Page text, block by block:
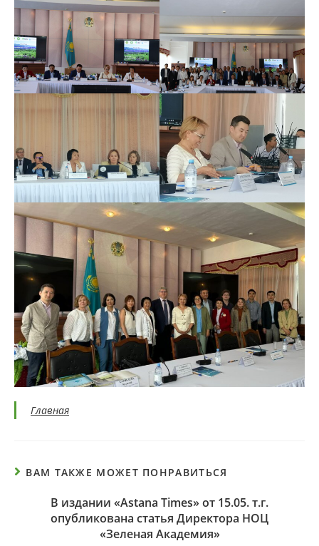
Главная
ВАМ ТАКЖЕ МОЖЕТ ПОНРАВИТЬСЯ
В издании «Astana Times» от 15.05. т.г.
опубликована статья Директора НОЦ
«Зеленая Академия»